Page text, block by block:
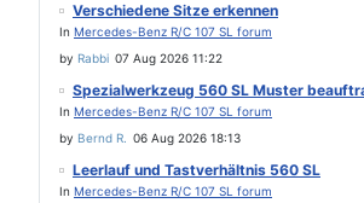
Verschiedene Sitze erkennen
In Mercedes-Benz R/C 107 SL forum
by Rabbi 07 Aug 2026 11:22
Spezialwerkzeug 560 SL Muster
In Mercedes-Benz R/C 107 SL forum
by Bernd R. 06 Aug 2026 18:13
Leerlauf und Tastverhältnis 560 SL
In Mercedes-Benz R/C 107 SL forum